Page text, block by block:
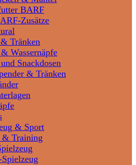
BARF
Zusätze
Tränken
Wassernäpfe
Snackdosen
& Tränken
& Sport
Training